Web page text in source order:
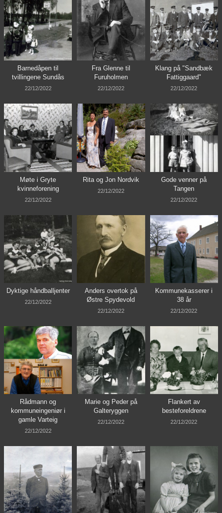
Barnedåpen til
tvillingene Sundås
22/12/2022
Fra Glenne til
Furuholmen
22/12/2022
Klang på "Sandbæk
Fattiggaard"
22/12/2022
Møte i Gryte
kvinneforening
22/12/2022
Rita og Jon Nordvik
22/12/2022
Gode venner på
Tangen
22/12/2022
Dyktige håndballjenter
22/12/2022
Anders overtok på
Østre Spydevold
22/12/2022
Kommunekasserer i
38 år
22/12/2022
Rådmann og
kommuneingeniør i
gamle Varteig
22/12/2022
Marie og Peder på
Galteryggen
22/12/2022
Flankert av
besteforeldrene
22/12/2022